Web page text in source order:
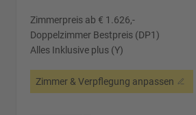
Zimmerpreis ab € 1.626,-
Doppelzimmer Bestpreis (DP1)
Alles Inklusive plus (Y)
Zimmer & Verpflegung anpassen